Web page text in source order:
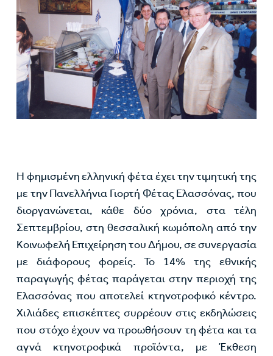
Η φημισμένη ελληνική φέτα έχει την τιμητική της
με την Πανελλήνια Γιορτή Φέτας Ελασσόνας, που
διοργανώνεται, κάθε δύο χρόνια, στα τέλη
Σεπτεμβρίου, στη θεσσαλική κωμόπολη από την
Κοινωφελή Επιχείρηση του Δήμου, σε συνεργασία
με διάφορους φορείς. Το 14% της εθνικής
παραγωγής φέτας παράγεται στην περιοχή της
Ελασσόνας που αποτελεί κτηνοτροφικό κέντρο.
Χιλιάδες επισκέπτες συρρέουν στις εκδηλώσεις
που στόχο έχουν να προωθήσουν τη φέτα και τα
αγνά κτηνοτροφικά προϊόντα, με Έκθεση